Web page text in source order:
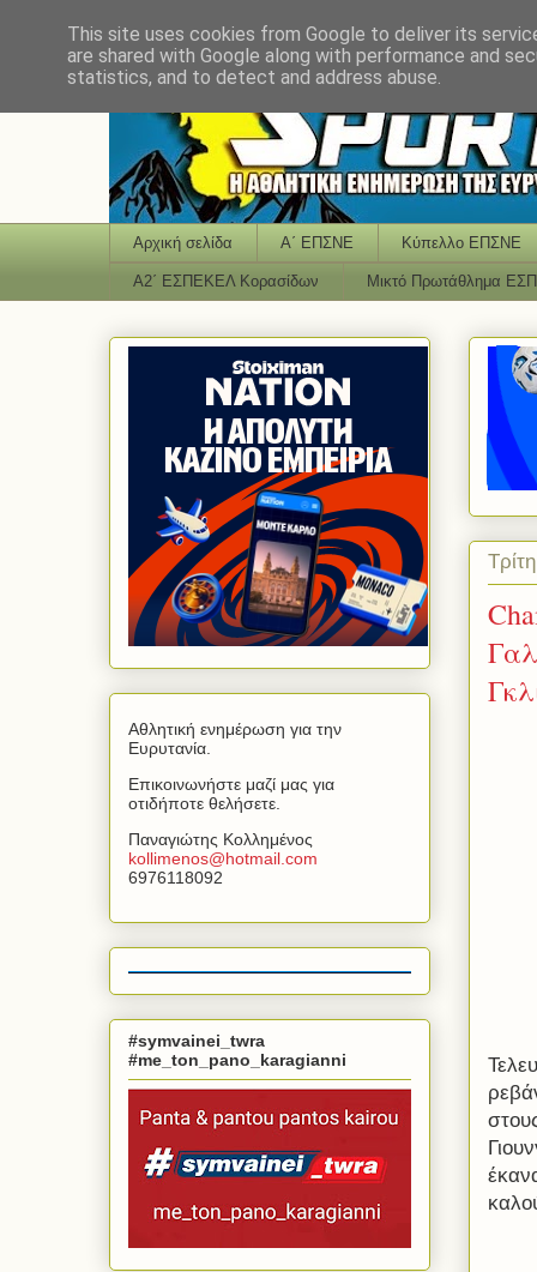
Αρχική σελίδα Α΄ ΕΠΣΝΕ Κύπελλο ΕΠΣΝΕ
Α2΄ ΕΣΠΕΚΕΛ Κορασίδων Μικτό Πρωτάθλημα
Αθλητική ενημέρωση για την
Ευρυτανία.
Επικοινωνήστε μαζί μας για
οτιδήποτε θελήσετε.
Παναγιώτης Κολλημένος
kollimenos@hotmail com
6976118092
#symvainei_twra
#me_ton_pano_karagianni
This site uses cookies from Google to deliver its
are shared with Google along with performance and
statistics, and to detect and address abuse.